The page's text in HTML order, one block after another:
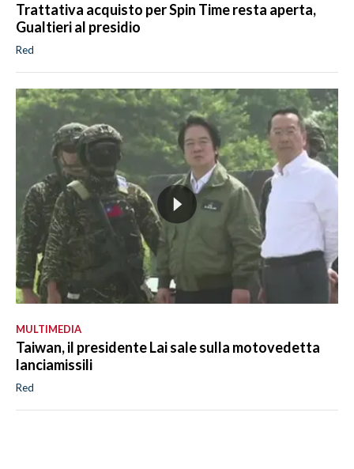
Trattativa acquisto per Spin Time resta aperta,
Gualtieri al presidio
Red
MULTIMEDIA
Taiwan, il presidente Lai sale sulla motovedetta
lanciamissili
Red